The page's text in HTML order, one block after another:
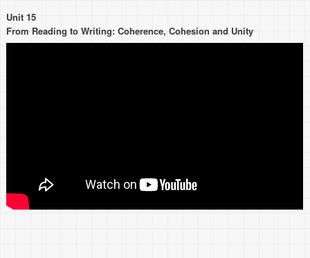
Unit 15
From Reading to Writing: Coherence, Cohesion and Unity